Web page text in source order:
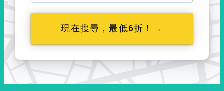
現在搜尋，最低6折！→